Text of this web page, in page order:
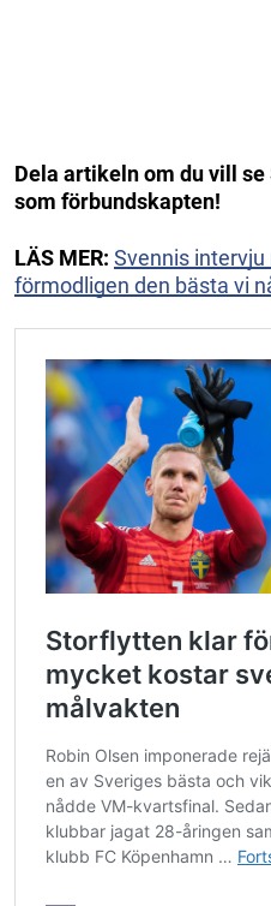
Dela artikeln om du vill
som förbundskapten!
LÄS MER: Svennis intervju
förmodligen den bästa vi